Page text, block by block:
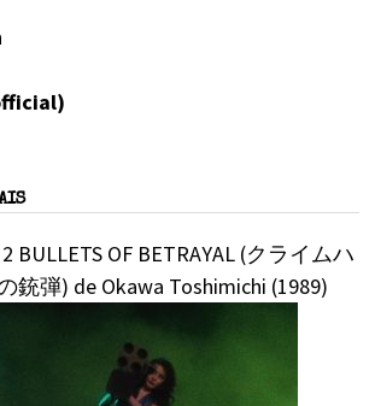
BULLETS OF BETRAYAL (クライムハ
銃弾) de Okawa Toshimichi (1989)